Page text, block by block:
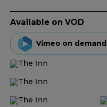
Available on VOD
Vimeo on demand